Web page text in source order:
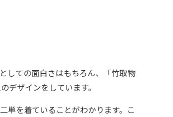
しての面白さはもちろん、「竹取物
デザインをしています。
単を着ていることがわかります。こ